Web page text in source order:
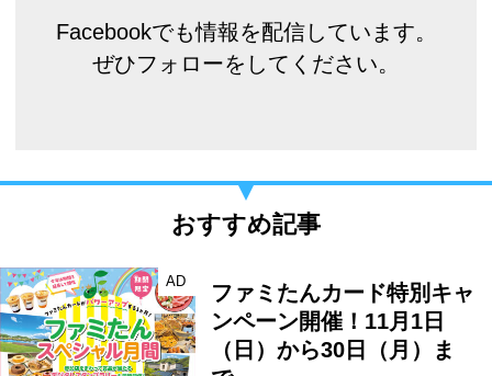
Facebookでも情報を配信しています。
ぜひフォローをしてください。
おすすめ記事
AD
ファミたんカード特別キャ
ンペーン開催！11月1日
（日）から30日（月）ま